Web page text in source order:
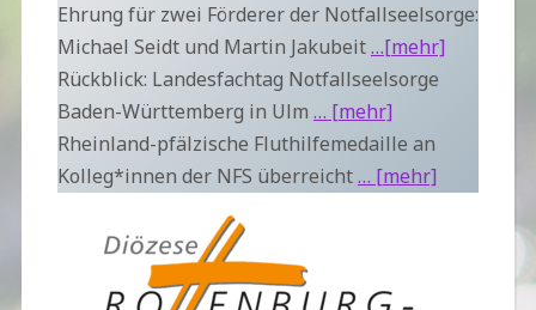
Ehrung für zwei Förderer der Notfallseelsorge:
Michael Seidt und Martin Jakubeit…[mehr]
Rückblick: Landesfachtag Notfallseelsorge
Baden-Württemberg in Ulm … [mehr]
Rheinland-pfälzische Fluthilfemedaille an
Kolleg*innen der NFS überreicht… [mehr]